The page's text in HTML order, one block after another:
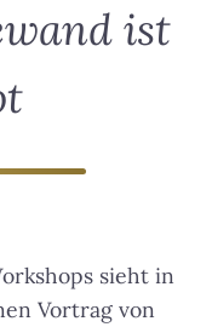
ist
sieht in
Vortrag von